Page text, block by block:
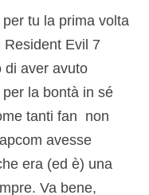
tu la prima volta
Evil 7
di aver avuto
la bontà in sé
tanti fan non
avesse
era (ed è) una
Va bene,